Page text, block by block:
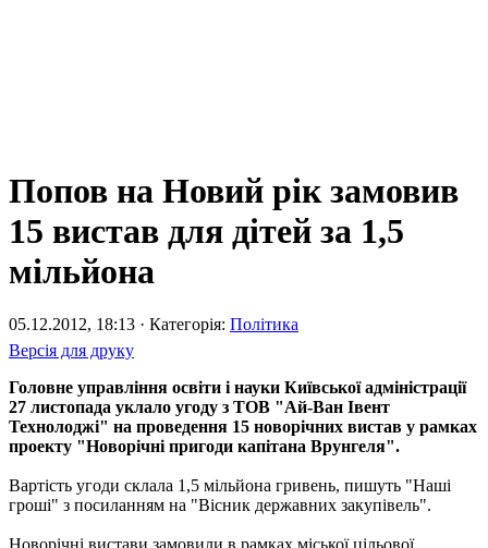
Попов на Новий рік замовив
15 вистав для дітей за 1,5
мільйона
05.12.2012, 18:13 · Категорія: Політика
Версія для друку
Головне управління освіти і науки Київської адміністрації
27 листопада уклало угоду з ТОВ "Ай-Ван Івент
Технолоджі" на проведення 15 новорічних вистав у рамках
проекту "Новорічні пригоди капітана Врунгеля".
Вартість угоди склала 1,5 мільйона гривень, пишуть "Наші
гроші" з посиланням на "Вісник державних закупівель".
Новорічні вистави замовили в рамках міської цільової